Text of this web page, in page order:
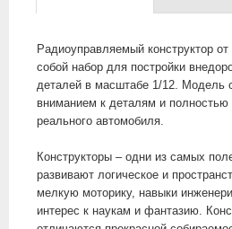
Радиоуправляемый конструктор
собой набор для постройки
деталей в масштабе 1/12. Модель
вниманием к деталям и полностью
реального автомобиля.
Конструкторы – одни из самых
развивают логическое и
мелкую моторику, навыки
интерес к наукам и фантазию.